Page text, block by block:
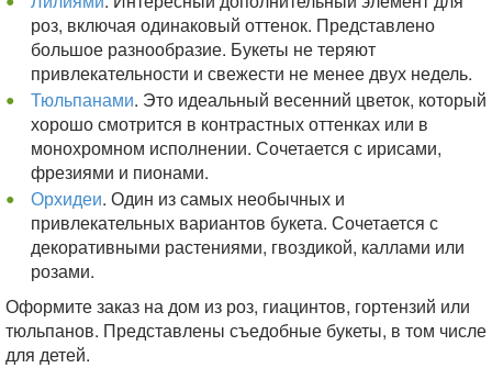
роз, включая одинаковый оттенок. Представлено
большое разнообразие. Букеты не теряют
привлекательности и свежести не менее двух недель.
Тюльпанами. Это идеальный весенний цветок, который
хорошо смотрится в контрастных оттенках или в
монохромном исполнении. Сочетается с ирисами,
фрезиями и пионами.
Орхидеи. Один из самых необычных и
привлекательных вариантов букета. Сочетается с
декоративными растениями, гвоздикой, каллами или
розами.
Оформите заказ на дом из роз, гиацинтов, гортензий или
тюльпанов. Представлены съедобные букеты, в том числе
для детей.